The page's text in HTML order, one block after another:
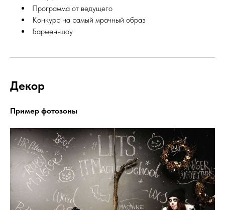
Программа от ведущего
Конкурс на самый мрачный образ
Бармен-шоу
Декор
Пример фотозоны